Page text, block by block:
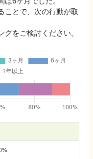
ことで、次の行動が取
をご検討ください。
%